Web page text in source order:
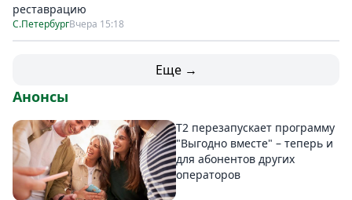
реставрацию
С.ПетербургВчера 15:18
Еще →
Анонсы
Т2 перезапускает программу
"Выгодно вместе" – теперь и
для абонентов других
операторов